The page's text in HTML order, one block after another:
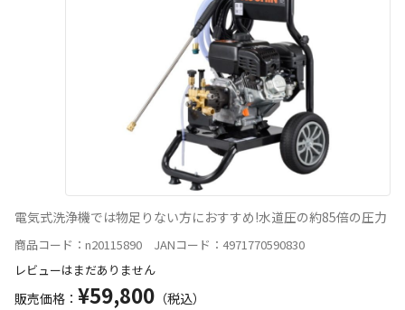
電気式洗浄機では物足りない方におすすめ!水道圧の約85倍の圧力
商品コード：n20115890 JANコード：4971770590830
レビューはまだありません
販売価格： ¥59,800 （税込）